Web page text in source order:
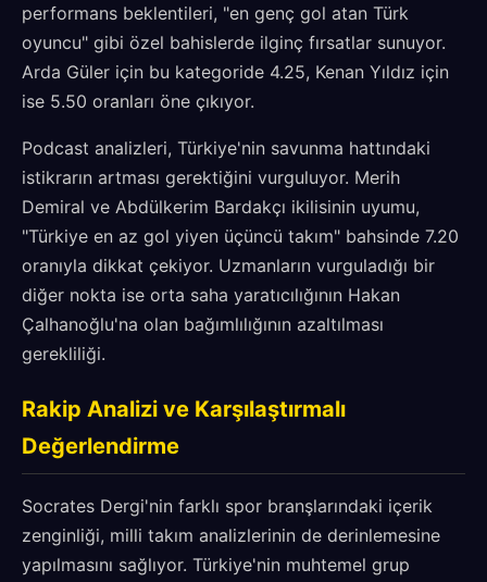
performans beklentileri, "en genç gol atan Türk
oyuncu" gibi özel bahislerde ilginç fırsatlar sunuyor.
Arda Güler için bu kategoride 4.25, Kenan Yıldız için
ise 5.50 oranları öne çıkıyor.
Podcast analizleri, Türkiye'nin savunma hattındaki
istikrarın artması gerektiğini vurguluyor. Merih
Demiral ve Abdülkerim Bardakçı ikilisinin uyumu,
"Türkiye en az gol yiyen üçüncü takım" bahsinde 7.20
oranıyla dikkat çekiyor. Uzmanların vurguladığı bir
diğer nokta ise orta saha yaratıcılığının Hakan
Çalhanoğlu'na olan bağımlılığının azaltılması
gerekliliği.
Rakip Analizi ve Karşılaştırmalı
Değerlendirme
Socrates Dergi'nin farklı spor branşlarındaki içerik
zenginliği, milli takım analizlerinin de derinlemesine
yapılmasını sağlıyor. Türkiye'nin muhtemel grup